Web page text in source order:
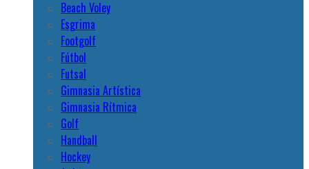
Beach Voley
Esgrima
Footgolf
Fútbol
Futsal
Gimnasia Artística
Gimnasia Rítmica
Golf
Handball
Hockey